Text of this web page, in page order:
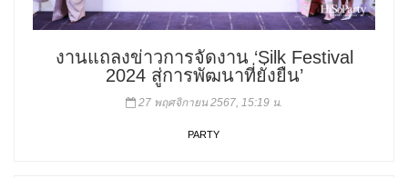
งานแถลงข่าวการจัดงาน ‘Silk Festival
2024 สู่การพัฒนาที่ยั่งยืน’
27 พฤศจิกายน 2567, 15:19 น.
PARTY